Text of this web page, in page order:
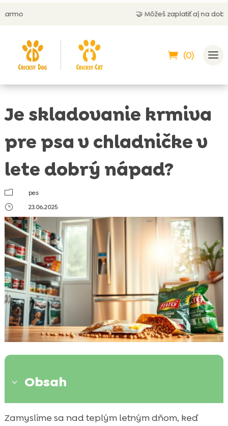
🤝 Môžeš zaplatiť aj na dobierku
(0)
Je skladovanie krmiva
pre psa v chladničke v
lete dobrý nápad?
m
pes
}
23.06.2025
3 Obsah
 Výhody skladovania krmiva v chladničke
Zamyslime sa nad teplým letným dňom, keď